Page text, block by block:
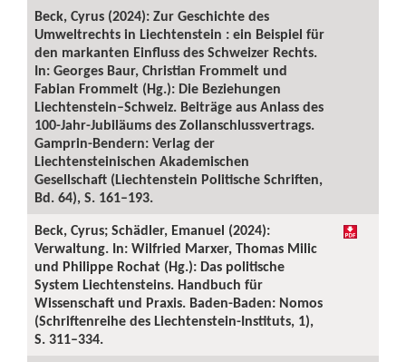
Beck, Cyrus (2024): Zur Geschichte des
Umweltrechts in Liechtenstein : ein Beispiel für
den markanten Einfluss des Schweizer Rechts.
In: Georges Baur, Christian Frommelt und
Fabian Frommelt (Hg.): Die Beziehungen
Liechtenstein–Schweiz. Beiträge aus Anlass des
100-Jahr-Jubiläums des Zollanschlussvertrags.
Gamprin-Bendern: Verlag der
Liechtensteinischen Akademischen
Gesellschaft (Liechtenstein Politische Schriften,
Bd. 64), S. 161–193.
Beck, Cyrus; Schädler, Emanuel (2024):
Verwaltung. In: Wilfried Marxer, Thomas Milic
und Philippe Rochat (Hg.): Das politische
System Liechtensteins. Handbuch für
Wissenschaft und Praxis. Baden-Baden: Nomos
(Schriftenreihe des Liechtenstein-Instituts, 1),
S. 311–334.